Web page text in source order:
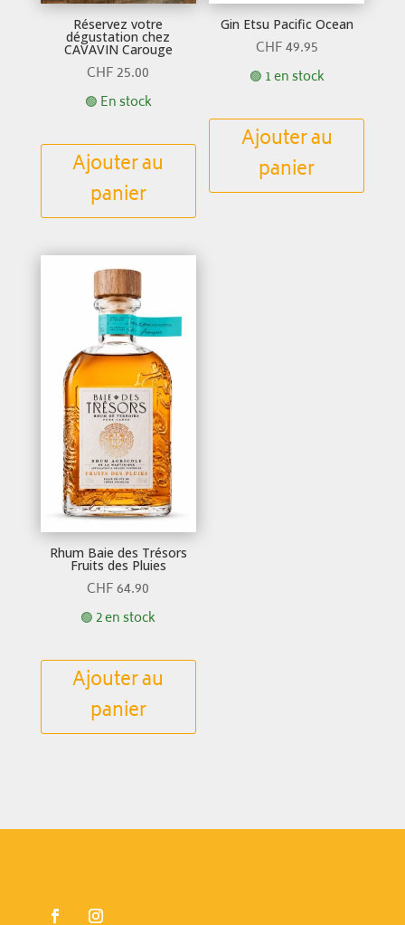
Réservez votre
dégustation chez
CAVAVIN Carouge
CHF25.00
🟢 En stock
Ajouter au
panier
Gin Etsu Pacific Ocean
CHF49.95
🟢 1 en stock
Ajouter au
panier
Rhum Baie des Trésors
Fruits des Pluies
CHF64.90
🟢 2 en stock
Ajouter au
panier